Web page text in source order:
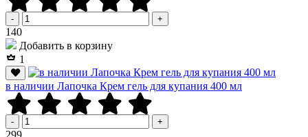
- +
140Р
Добавить в корзину
1
в наличии Лапочка Крем гель для купания 400 мл
- +
Р